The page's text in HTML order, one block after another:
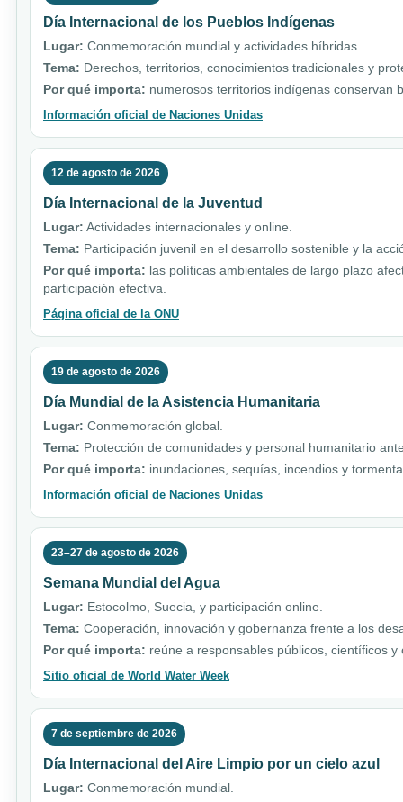
Día Internacional de los Pueblos Indígenas
Lugar: Conmemoración mundial y actividades híbridas.
Tema: Derechos, territorios, conocimientos tradicionales y
Por qué importa: numerosos territorios indígenas conservan
Información oficial de Naciones Unidas
12 de agosto de 2026
Día Internacional de la Juventud
Lugar: Actividades internacionales y online.
Tema: Participación juvenil en el desarrollo sostenible y la
Por qué importa: las políticas ambientales de largo plazo
participación efectiva.
Página oficial de la ONU
19 de agosto de 2026
Día Mundial de la Asistencia Humanitaria
Lugar: Conmemoración global.
Tema: Protección de comunidades y personal humanitario
Por qué importa: inundaciones, sequías, incendios y
Información oficial de Naciones Unidas
23–27 de agosto de 2026
Semana Mundial del Agua
Lugar: Estocolmo, Suecia, y participación online.
Tema: Cooperación, innovación y gobernanza frente a los
Por qué importa: reúne a responsables públicos, científicos
Sitio oficial de World Water Week
7 de septiembre de 2026
Día Internacional del Aire Limpio por un cielo azul
Lugar: Conmemoración mundial.